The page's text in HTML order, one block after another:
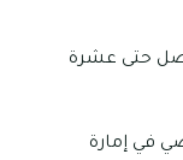
حتى عشرة
في إمارة